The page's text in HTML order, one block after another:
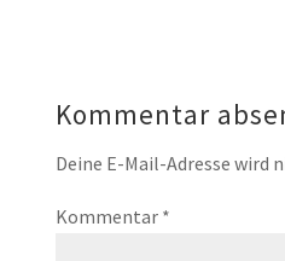
Kommentar
Deine E-Mail-Adresse wird
Kommentar *